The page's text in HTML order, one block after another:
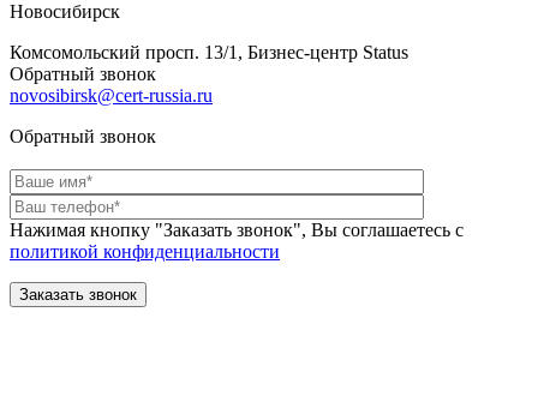
Новосибирск
Комсомольский просп. 13/1, Бизнес-центр Status
Обратный звонок
novosibirsk@cert-russia.ru
Обратный звонок
Нажимая кнопку "Заказать звонок", Вы соглашаетесь с
политикой конфиденциальности